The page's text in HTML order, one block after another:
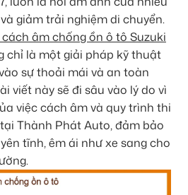
giảm trải nghiệm di chuyển.
âm chống ồn ô tô Suzuki
chỉ là một giải pháp kỹ thuật
sự thoải mái và an toàn
viết này sẽ đi sâu vào lý do vì
việc cách âm và quy trình thi
Thành Phát Auto, đảm bảo
tĩnh, êm ái như xe sang cho